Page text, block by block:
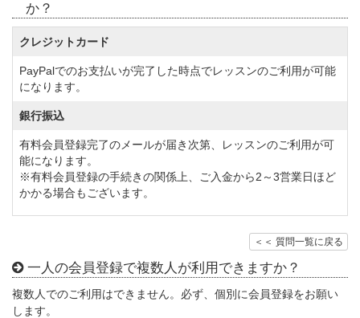
か？
クレジットカード
PayPalでのお支払いが完了した時点でレッスンのご利用が可能
になります。
銀行振込
有料会員登録完了のメールが届き次第、レッスンのご利用が可
能になります。
※有料会員登録の手続きの関係上、ご入金から2～3営業日ほど
かかる場合もございます。
＜＜ 質問一覧に戻る
一人の会員登録で複数人が利用できますか？
複数人でのご利用はできません。必ず、個別に会員登録をお願い
します。